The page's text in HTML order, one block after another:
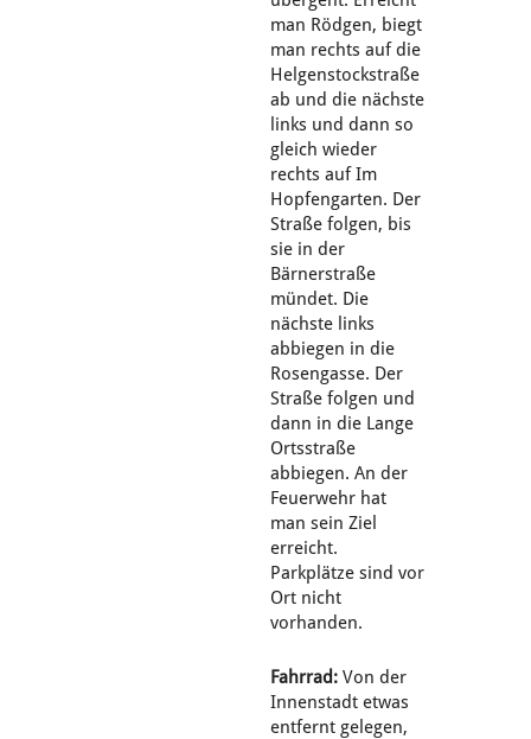
man Rödgen, biegt
man rechts auf die
Helgenstockstraße
ab und die nächste
links und dann so
gleich wieder
rechts auf Im
Hopfengarten. Der
Straße folgen, bis
sie in der
Bärnerstraße
mündet. Die
nächste links
abbiegen in die
Rosengasse. Der
Straße folgen und
dann in die Lange
Ortsstraße
abbiegen. An der
Feuerwehr hat
man sein Ziel
erreicht.
Parkplätze sind vor
Ort nicht
vorhanden.
Fahrrad: Von der
Innenstadt etwas
entfernt gelegen,